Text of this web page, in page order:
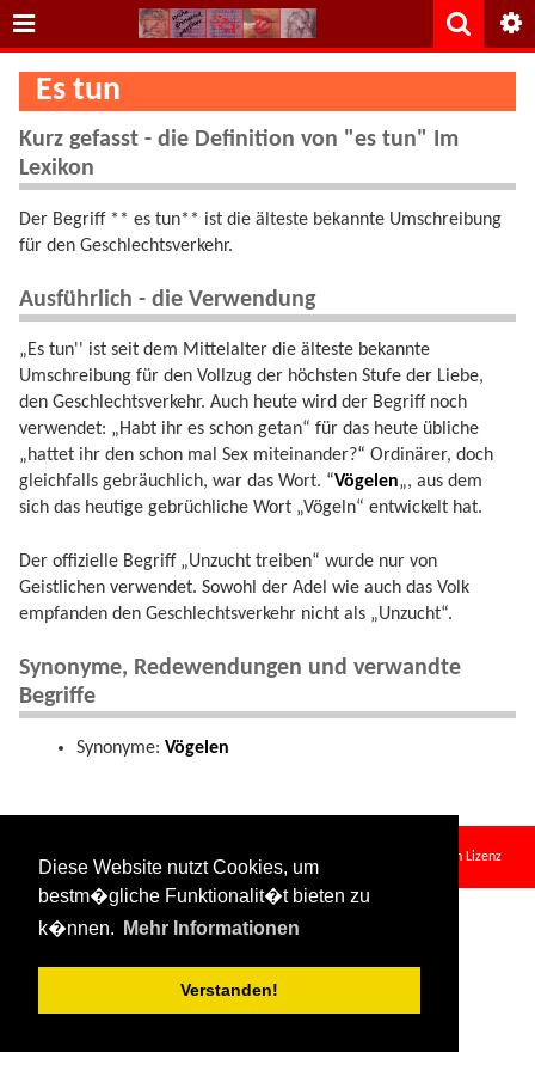
Diese Website nutzt Cookies, um
bestm�gliche Funktionalit�t bieten zu
k�nnen.
Mehr Informationen
Verstanden!
Es tun
Kurz gefasst - die Definition von "es tun" Im
Lexikon
Der Begriff ** es tun** ist die älteste bekannte Umschreibung
für den Geschlechtsverkehr.
Ausführlich - die Verwendung
„Es tun'' ist seit dem Mittelalter die älteste bekannte
Umschreibung für den Vollzug der höchsten Stufe der Liebe,
den Geschlechtsverkehr. Auch heute wird der Begriff noch
verwendet: „Habt ihr es schon getan“ für das heute übliche
„hattet ihr den schon mal Sex miteinander?“ Ordinärer, doch
gleichfalls gebräuchlich, war das Wort. “Vögelen„, aus dem
sich das heutige gebrüchliche Wort „Vögeln“ entwickelt hat.
Der offizielle Begriff „Unzucht treiben“ wurde nur von
Geistlichen verwendet. Sowohl der Adel wie auch das Volk
empfanden den Geschlechtsverkehr nicht als „Unzucht“.
Synonyme, Redewendungen und verwandte
Begriffe
Synonyme: Vögelen
Falls nicht anders bezeichnet, ist der Inhalt dieses Wikis unter der folgenden Lizenz
veröffentlicht:
CC Attribution-Share Alike 4.0 International